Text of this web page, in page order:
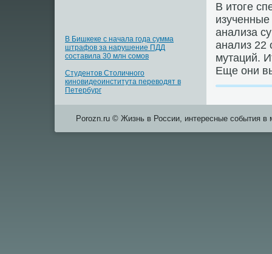
В Бишкеке с начала года сумма
штрафов за нарушение ПДД
составила 30 млн сомов
Студентов Столичного
киновидеоинститута переводят в
Петербург
В итоге
анализа
анализ 22
мутаций.
Еще они
Porozn.ru © Жизнь в России, интересные события в